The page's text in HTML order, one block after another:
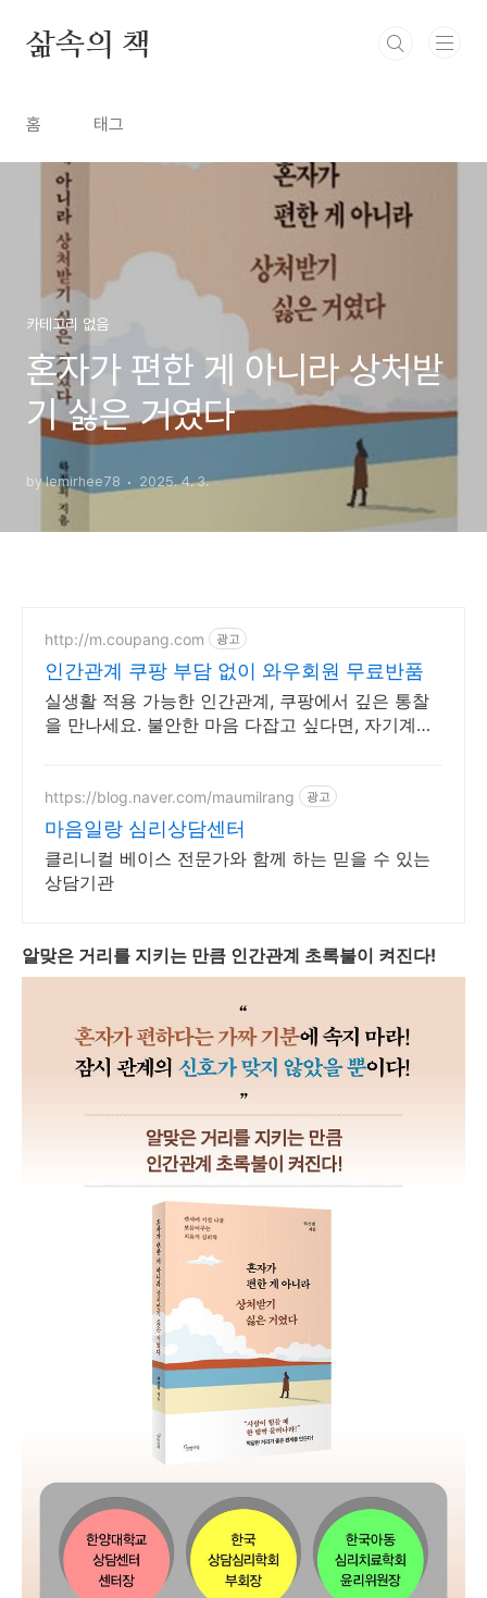
삶속의 책
홈 태그
카테고리 없음
혼자가 편한 게 아니라 상처받
기 싫은 거였다
by lemirhee78 2025. 4. 3.
http://m.coupang.com 광고
인간관계 쿠팡 부담 없이 와우회원 무료반품
실생활 적용 가능한 인간관계, 쿠팡에서 깊은 통찰
을 만나세요. 불안한 마음 다잡고 싶다면, 자기계발
https://blog.naver.com/maumilrang 광고
마음일랑 심리상담센터
클리니컬 베이스 전문가와 함께 하는 믿을 수 있는
상담기관
알맞은 거리를 지키는 만큼 인간관계 초록불이 켜진다!